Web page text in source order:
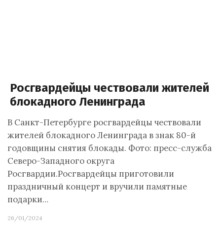
Росгвардейцы чествовали жителей
блокадного Ленинграда
В Санкт-Петербурге росгвардейцы чествовали
жителей блокадного Ленинграда в знак 80-й
годовщины снятия блокады. Фото: пресс-служба
Северо-Западного округа
Росгвардии.Росгвардейцы приготовили
праздничный концерт и вручили памятные
подарки…
26/01/2024